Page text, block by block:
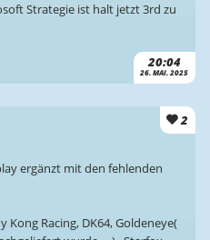
20:04
26. MAI. 2025
Strategie ist halt jetzt 3rd zu
2
ergänzt mit den fehlenden
Racing, DK64, Goldeneye(